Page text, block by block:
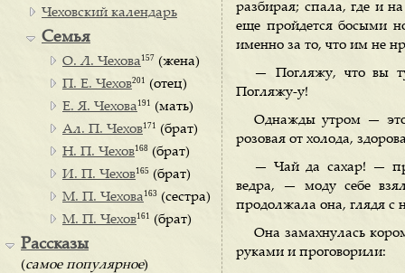
разбирая; спала, где и
еще пройдется босыми
именно за то, что им не
— Погляжу, что вы
Погляжу-у!
Однажды утром — это
розовая от холода,
— Чай да сахар! —
ведра, — моду себе
продолжала она, глядя с
Она замахнулась
руками и проговорили:
Чеховский календарь
Семья
О. Л. Чехова 157 (жена)
П. Е. Чехов201 (отец)
Е. Я. Чехова 191 (мать)
Ал. П. Чехов171 (брат)
Н. П. Чехов168 (брат)
И. П. Чехов165 (брат)
М. П. Чехова 163 (сестра)
М. П. Чехов161 (брат)
Рассказы
(самое популярное)